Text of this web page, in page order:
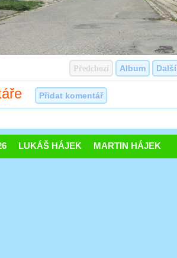
Předchozí Album Další
Přidat komentář
LUKÁŠ HÁJEK MARTIN HÁJEK